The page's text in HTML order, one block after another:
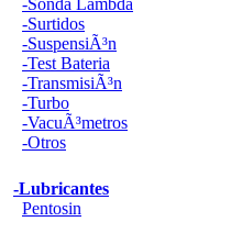
-Sonda Lambda
-Surtidos
-SuspensiÃ³n
-Test Bateria
-TransmisiÃ³n
-Turbo
-VacuÃ³metros
-Otros
-Lubricantes
Pentosin